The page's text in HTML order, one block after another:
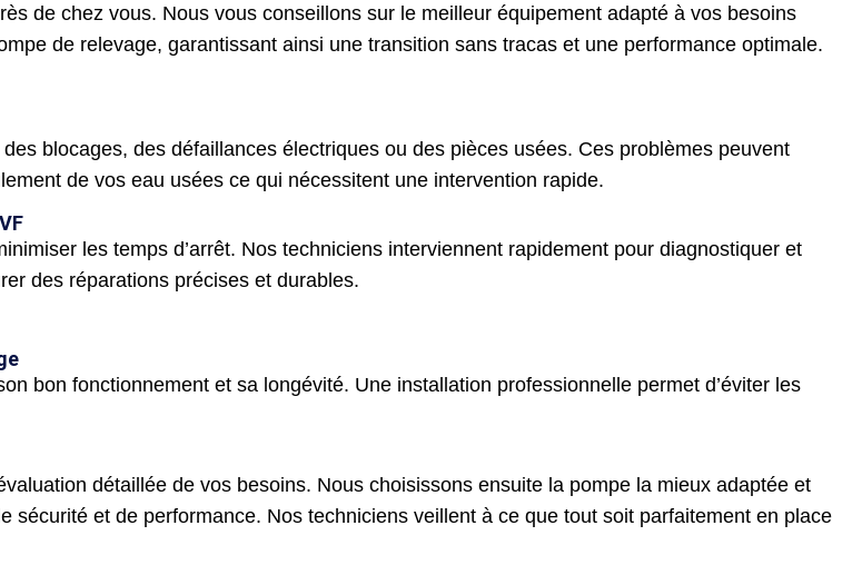
de chez vous. Nous vous conseillons sur le meilleur équipement adapté à vos besoins
de relevage, garantissant ainsi une transition sans tracas et une performance optimale.
blocages, des défaillances électriques ou des pièces usées. Ces problèmes peuvent
de vos eau usées ce qui nécessitent une intervention rapide.
les temps d’arrêt. Nos techniciens interviennent rapidement pour diagnostiquer et
des réparations précises et durables.
bon fonctionnement et sa longévité. Une installation professionnelle permet d’éviter les
détaillée de vos besoins. Nous choisissons ensuite la pompe la mieux adaptée et
et de performance. Nos techniciens veillent à ce que tout soit parfaitement en place